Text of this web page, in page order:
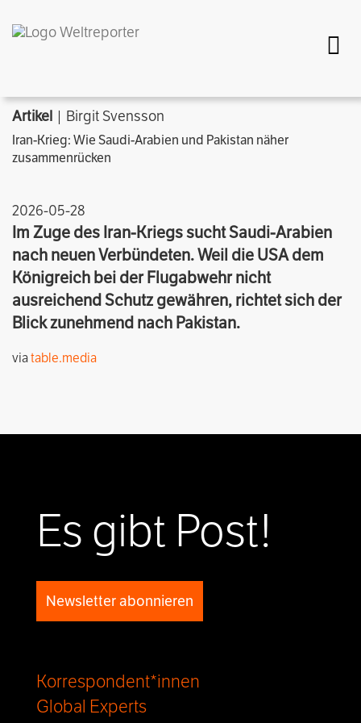
Artikel | Birgit Svensson
Iran-Krieg: Wie Saudi-Arabien und Pakistan näher
zusammenrücken
2026-05-28
Im Zuge des Iran-Kriegs sucht Saudi-Arabien
nach neuen Verbündeten. Weil die USA dem
Königreich bei der Flugabwehr nicht
ausreichend Schutz gewähren, richtet sich der
Blick zunehmend nach Pakistan.
viatable.media
Es gibt Post!
Newsletter abonnieren
Korrespondent*innen
Global Experts